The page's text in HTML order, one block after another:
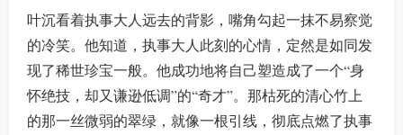
叶沉看着执事大人远去的背影，嘴角勾起一抹不易察觉
的冷笑。他知道，执事大人此刻的心情，定然是如同发
现了稀世珍宝一般。他成功地将自己塑造成了一个“身
怀绝技，却又谦逊低调”的“奇才”。那枯死的清心竹上
的那一丝微弱的翠绿，就像一根引线，彻底点燃了执事